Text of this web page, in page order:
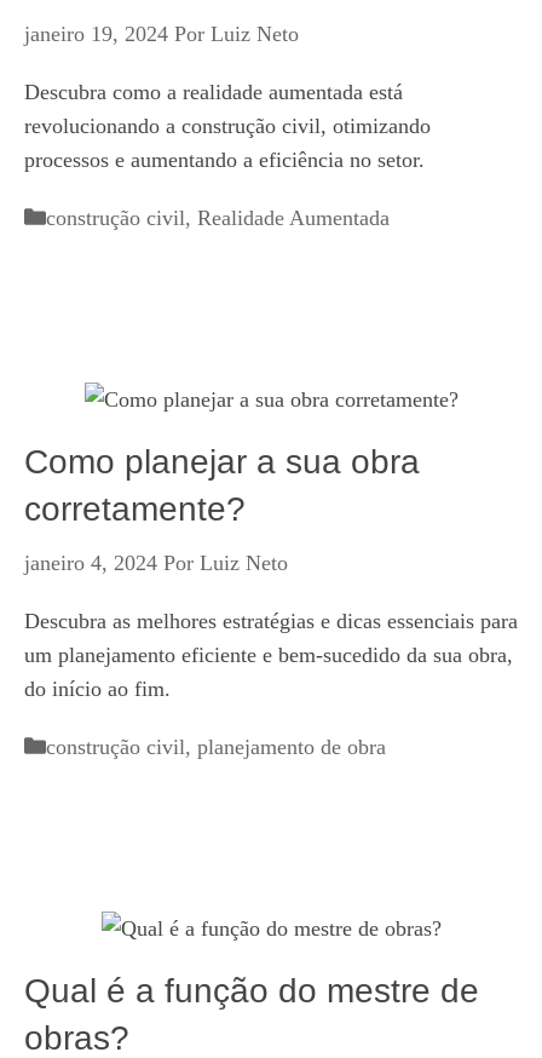
janeiro 19, 2024 Por Luiz Neto
Descubra como a realidade aumentada está
revolucionando a construção civil, otimizando
processos e aumentando a eficiência no setor.
Categorias
construção civil, Realidade Aumentada
Como planejar a sua obra
corretamente?
janeiro 4, 2024 Por Luiz Neto
Descubra as melhores estratégias e dicas essenciais para
um planejamento eficiente e bem-sucedido da sua obra,
do início ao fim.
Categorias
construção civil, planejamento de obra
Qual é a função do mestre de
obras?